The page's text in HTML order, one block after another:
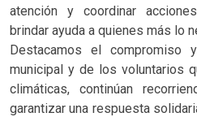
atención y coordinar
brindar ayuda a quienes más lo
Destacamos el compromiso
municipal y de los voluntarios
climáticas, continúan
garantizar una respuesta